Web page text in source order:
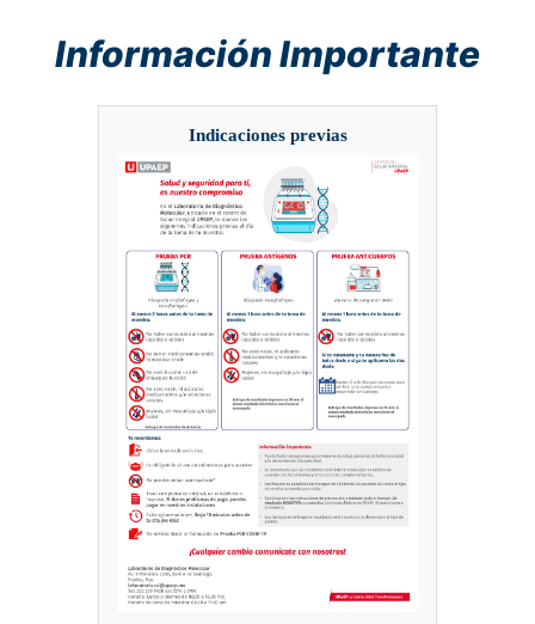
Información Importante
Indicaciones previas